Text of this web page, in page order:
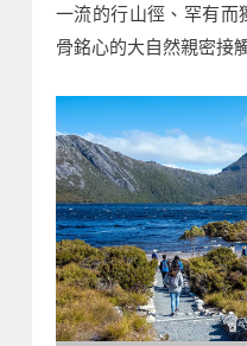
一流的行山徑、罕有而
骨銘心的大自然親密接